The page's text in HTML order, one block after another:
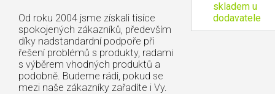
Od roku 2004 jsme získali tisíce
spokojených zákazníků, především
díky nadstandardní podpoře při
řešení problémů s produkty, radami
s výběrem vhodných produktů a
podobně. Budeme rádi, pokud se
mezi naše zákazníky zařadíte i Vy.
skladem u
dodavatele